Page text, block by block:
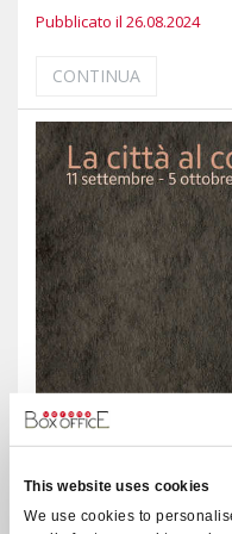
This website uses cookies
We use cookies to
Pubblicato il 26.08.2024
CONTINUA